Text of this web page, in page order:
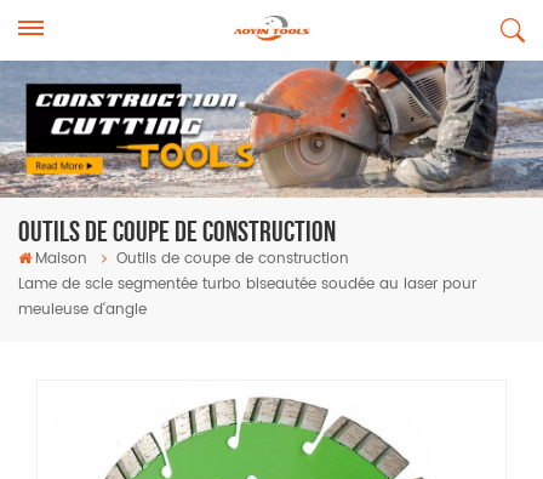
Outils De Coupe De Construction
Maison
Outils de coupe de construction
Lame de scie segmentée turbo biseautée soudée au laser pour
meuleuse d'angle